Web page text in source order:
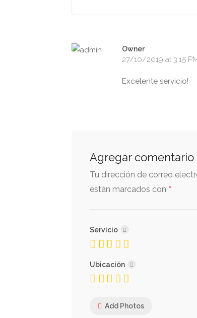
Owner
27/10/2019 at 3:15
Excelente servicio!
Agregar comentario
Tu dirección de correo
están marcados con *
Servicio
Ubicación
Add Photos